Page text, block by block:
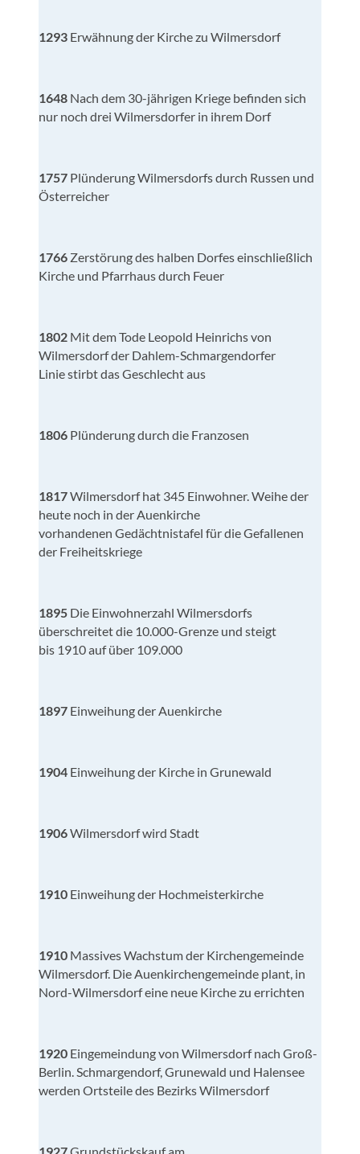
1293 Erwähnung der Kirche zu Wilmersdorf
1648 Nach dem 30-jährigen Kriege befinden sich
nur noch drei Wilmersdorfer in ihrem Dorf
1757 Plünderung Wilmersdorfs durch Russen und
Österreicher
1766 Zerstörung des halben Dorfes einschließlich
Kirche und Pfarrhaus durch Feuer
1802 Mit dem Tode Leopold Heinrichs von
Wilmersdorf der Dahlem-Schmargendorfer
Linie stirbt das Geschlecht aus
1806 Plünderung durch die Franzosen
1817Wilmersdorf hat 345 Einwohner. Weihe der
heute noch in der Auenkirche
vorhandenen Gedächtnistafel für die Gefallenen
der Freiheitskriege
1895 Die Einwohnerzahl Wilmersdorfs
überschreitet die 10.000-Grenze und steigt
bis 1910 auf über 109.000
1897 Einweihung der Auenkirche
1904 Einweihung der Kirche in Grunewald
1906Wilmersdorf wird Stadt
1910 Einweihung der Hochmeisterkirche
1910 Massives Wachstum der Kirchengemeinde
Wilmersdorf. Die Auenkirchengemeinde plant, in
Nord-Wilmersdorf eine neue Kirche zu errichten
1920 Eingemeindung von Wilmersdorf nach Groß-
Berlin. Schmargendorf, Grunewald und Halensee
werden Ortsteile des Bezirks Wilmersdorf
1927Grundstückskauf am